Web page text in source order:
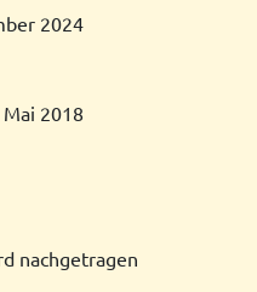
2024
2018
nachgetragen